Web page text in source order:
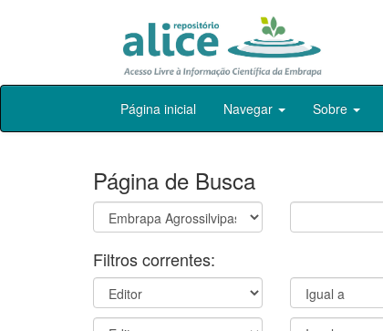
Skip
Página inicial Navegar Sobre
Página de Busca
Filtros correntes: